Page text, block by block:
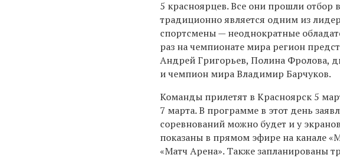
5 красноярцев. Все они прошли отбор
традиционно является одним из
спортсмены — неоднократные
раз на чемпионате мира регион
Андрей Григорьев, Полина Фролова,
и чемпион мира Владимир Барчуков.
Команды прилетят в Красноярск 5
7 марта. В программе в этот день
соревнований можно будет и у
показаны в прямом эфире на канале
«Матч Арена». Также запланированы